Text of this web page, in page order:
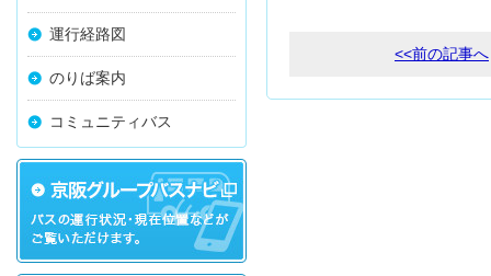
運行経路図
のりば案内
コミュニティバス
<<前の記事へ